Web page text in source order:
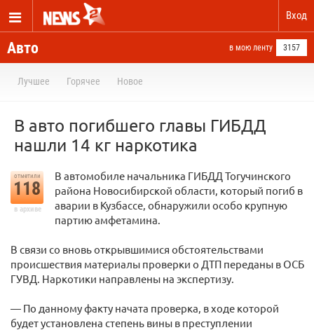
Вход
Авто в мою ленту 3157
Лучшее Горячее Новое
В авто погибшего главы ГИБДД
нашли 14 кг наркотика
отметили
118
в архиве
В автомобиле начальника ГИБДД Тогучинского
района Новосибирской области, который погиб в
аварии в Кузбассе, обнаружили особо крупную
партию амфетамина.
В связи со вновь открывшимися обстоятельствами
происшествия материалы проверки о ДТП переданы в ОСБ
ГУВД. Наркотики направлены на экспертизу.
— По данному факту начата проверка, в ходе которой
будет установлена степень вины в преступлении